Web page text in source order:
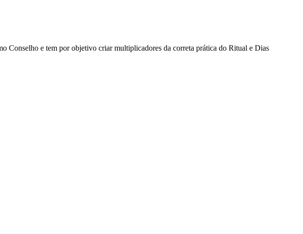
Conselho e tem por objetivo criar multiplicadores da correta prática do Ritual e Dias